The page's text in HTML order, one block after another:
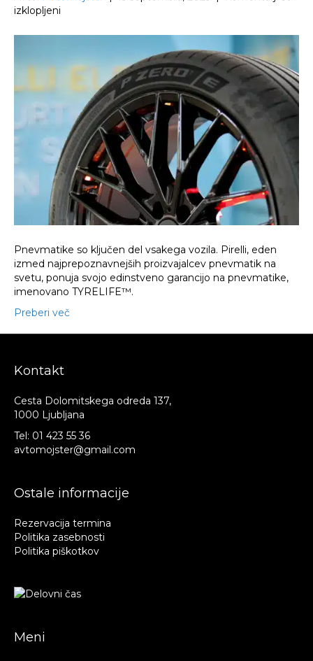
izklopljeni
kar
vedeti
TYRELIFE™
Pnevmatike so ključen del vsakega vozila. Pirelli, eden
izmed najprepoznavnejših proizvajalcev pnevmatik na
svetu, ponuja svojo edinstveno garancijo na pnevmatike,
imenovano TYRELIFE™.
Preberi več
Kontakt
Cesta Dolomitskega odreda 137,
1000 Ljubljana
Tel: 01 423 55 36
avtomojster@gmail.com
Ostale informacije
Rezervacija termina
Politika zasebnosti
Politika piškotkov
Meni